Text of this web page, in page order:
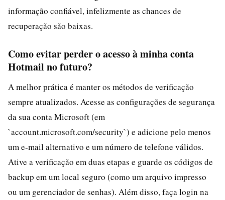
informação confiável, infelizmente as chances de
recuperação são baixas.
Como evitar perder o acesso à minha conta
Hotmail no futuro?
A melhor prática é manter os métodos de verificação
sempre atualizados. Acesse as configurações de segurança
da sua conta Microsoft (em
`account.microsoft.com/security`) e adicione pelo menos
um e-mail alternativo e um número de telefone válidos.
Ative a verificação em duas etapas e guarde os códigos de
backup em um local seguro (como um arquivo impresso
ou um gerenciador de senhas). Além disso, faça login na